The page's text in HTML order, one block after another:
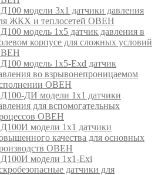
модели 3х1 датчики давления
ЖКХ и теплосетей ОВЕН
модель 1х5 датчик давления в
корпусе для сложных условий
модель 1х5-Exd датчик
во взрывонепроницаемом
ОВЕН
ДИ модели 1х1 датчики
для вспомогательных
ОВЕН
модели 1х1 датчики
качества для основных
ОВЕН
модели 1х1-Exi
датчики для